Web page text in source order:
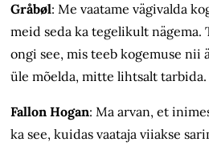
Gråbøl: Me vaatame vägivalda
meid seda ka tegelikult nägema.
ongi see, mis teeb kogemuse nii
üle mõelda, mitte lihtsalt tarbida.
Fallon Hogan: Ma arvan, et
ka see, kuidas vaataja viiakse